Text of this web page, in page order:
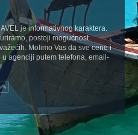
je informativnog karaktera.
postoji mogućnost
Molimo Vas da sve cene i
agenciji putem telefona, email-